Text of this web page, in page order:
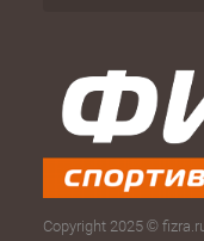
Copyright 2025 ©